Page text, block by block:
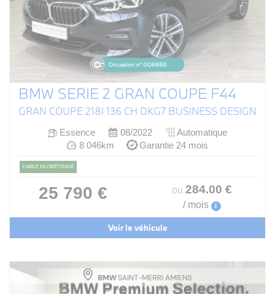
BMW SERIE 2 GRAN COUPE F44
GRAN COUPE 218I 136 CH DKG7 BUSINESS DESIGN
Essence 08/2022
Automatique
8 046km
Garantie 24 mois
FAIBLE KILOMÉTRAGE
25 790 € ou 284.00 €
/ mois i
Voir le véhicule